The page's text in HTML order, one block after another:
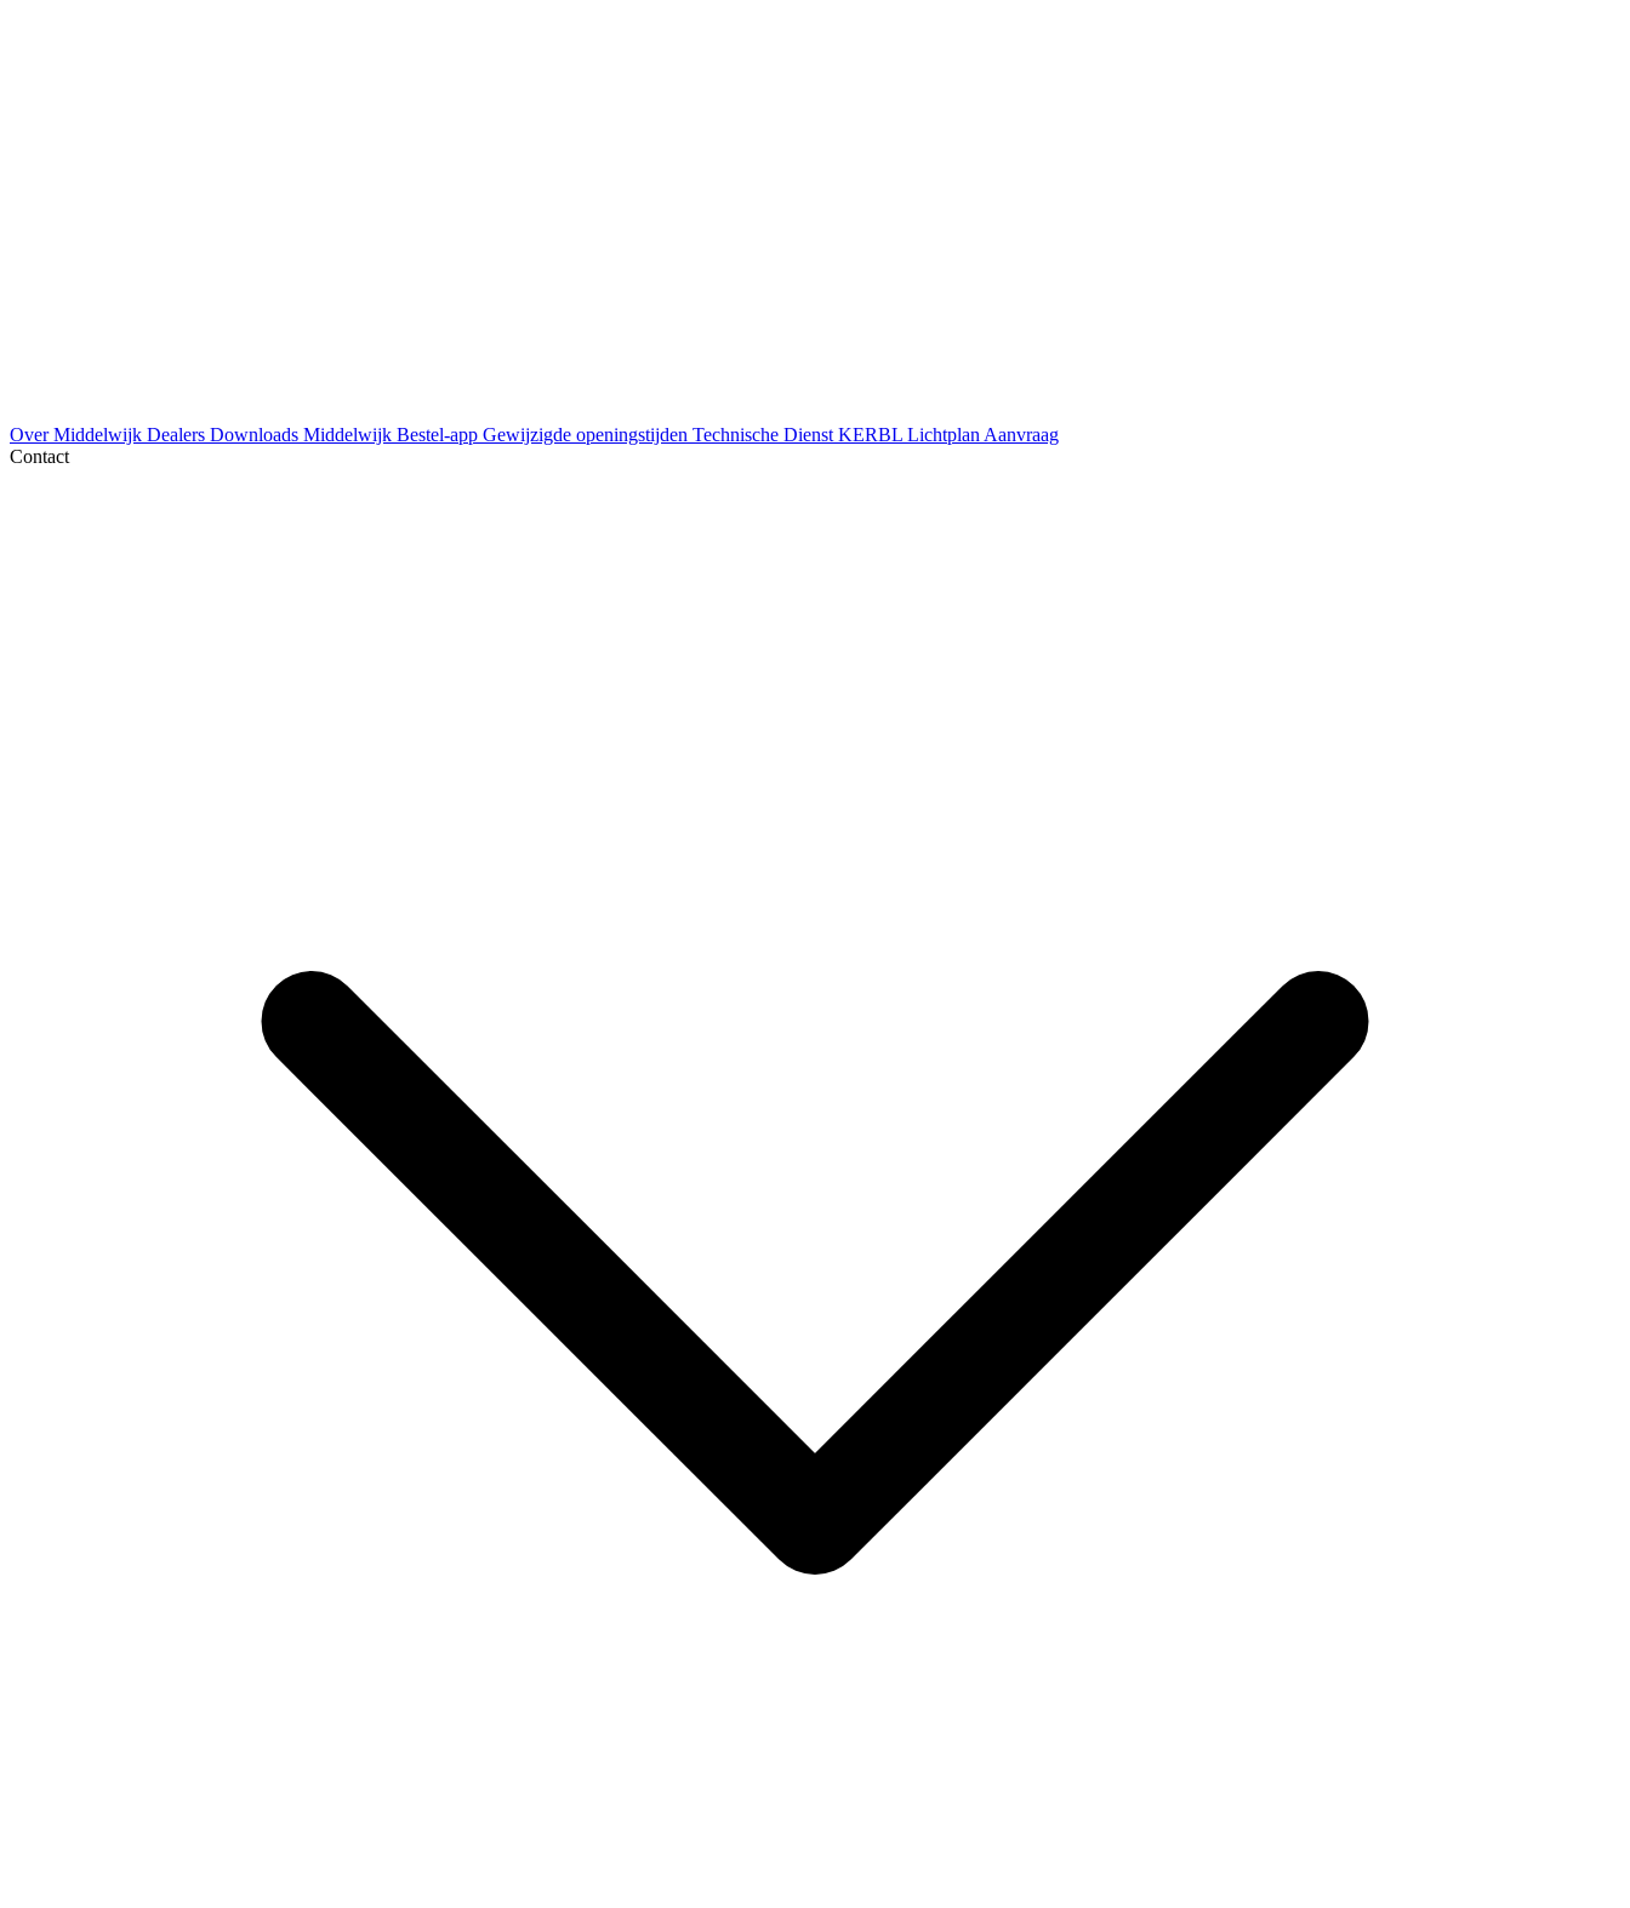
Over Middelwijk Dealers Downloads Middelwijk Bestel-app Gewijzigde openingstijden Technische Dienst KERBL Lichtplan Aanvraag
Contact